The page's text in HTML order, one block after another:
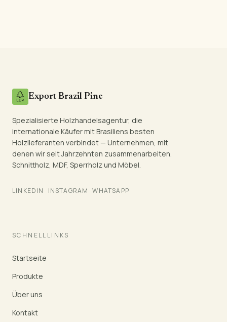
Export Brazil Pine
Spezialisierte Holzhandelsagentur, die
internationale Käufer mit Brasiliens besten
Holzlieferanten verbindet — Unternehmen, mit
denen wir seit Jahrzehnten zusammenarbeiten.
Schnittholz, MDF, Sperrholz und Möbel.
LINKEDIN INSTAGRAM WHATSAPP
SCHNELLLINKS
Startseite
Produkte
Über uns
Kontakt